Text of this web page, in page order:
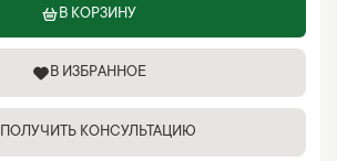
В КОРЗИНУ
В ИЗБРАННОЕ
ПОЛУЧИТЬ КОНСУЛЬТАЦИЮ